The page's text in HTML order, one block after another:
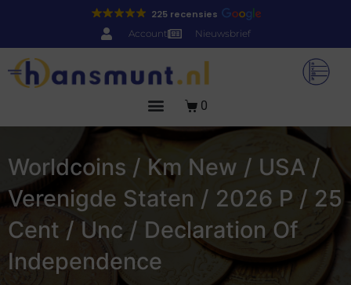
225 recensies
Account Nieuwsbrief
0
Worldcoins / Km New / USA /
Verenigde Staten / 2026 P / 25
Cent / Unc / Declaration Of
Independence